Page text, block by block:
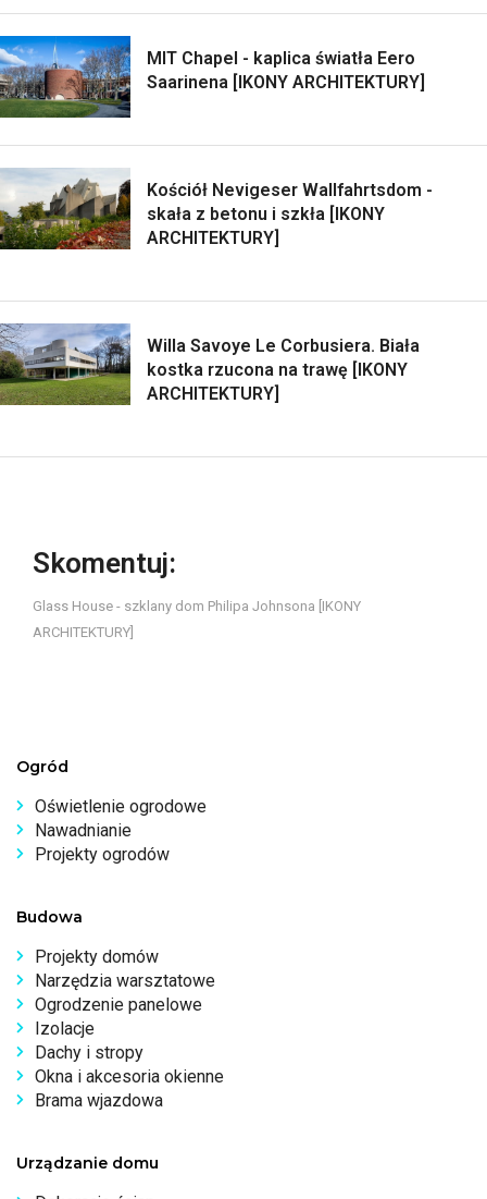
MIT Chapel - kaplica światła Eero
Saarinena [IKONY ARCHITEKTURY]
Kościół Nevigeser Wallfahrtsdom -
skała z betonu i szkła [IKONY
ARCHITEKTURY]
Willa Savoye Le Corbusiera. Biała
kostka rzucona na trawę [IKONY
ARCHITEKTURY]
Skomentuj:
Glass House - szklany dom Philipa Johnsona [IKONY
ARCHITEKTURY]
Ogród
Oświetlenie ogrodowe
Nawadnianie
Projekty ogrodów
Budowa
Projekty domów
Narzędzia warsztatowe
Ogrodzenie panelowe
Izolacje
Dachy i stropy
Okna i akcesoria okienne
Brama wjazdowa
Urządzanie domu